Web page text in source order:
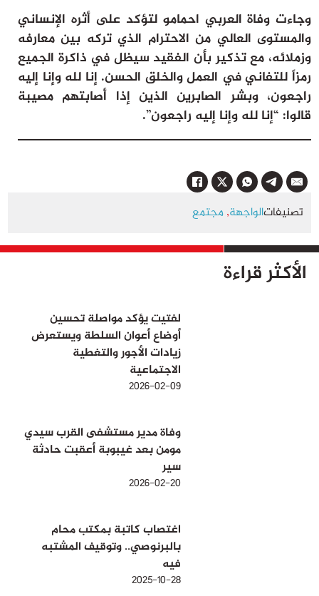
الأكثر قراءة
لفتيت يؤكد مواصلة تحسين
أوضاع أعوان السلطة ويستعرض
زيادات الأجور والتغطية
الاجتماعية
2026-02-09
وفاة مدير مستشفى القرب سيدي
مومن بعد غيبوبة أعقبت حادثة
سير
2026-02-20
اغتصاب كاتبة بمكتب محام
بالبرنوصي.. وتوقيف المشتبه
فيه
2025-10-28
وجاءت وفاة العربي احمامو لتؤكد على أثره الإنساني
والمستوى العالي من الاحترام الذي تركه بين معارفه
وزملائه، مع تذكير بأن الفقيد سيظل في ذاكرة الجميع
رمزاً للتفاني في العمل والخلق الحسن. إنا لله وإنا إليه
راجعون، وبشر الصابرين الذين إذا أصابتهم مصيبة
قالوا: “إنا لله وإنا إليه راجعون”.
الواجهة,مجتمع تصنيفات